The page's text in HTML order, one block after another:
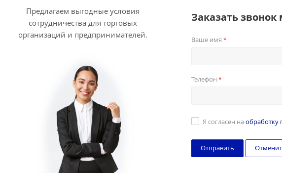
Предлагаем выгодные условия
сотрудничества для торговых
организаций и предпринимателей.
Заказать
Ваше имя *
Телефон *
Я согласен на обработку